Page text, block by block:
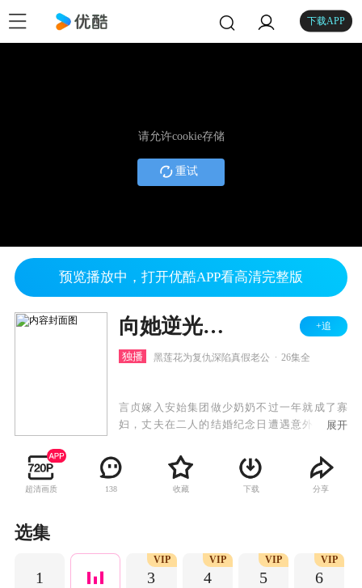
下载APP
请允许cookie存储
重试
预览播放中，打开优酷APP看高清完整版
向她逆光而来 +追
独播 黑莲花为复仇深陷真假老公 26集全
言贞嫁入安始集团做少奶奶不过一年就成了寡
妇，丈夫在二人的结婚纪念日遭遇意外下落不
理，准备为丈夫宣告死亡时，突然遇到了“丈夫的
回归”。眼前的男人与丈夫容貌一模一样，却性情
大变，声称是她的小叔。这个男人与言贞处处作
展开
超清画质 138 收藏 下载 分享
选集
1 3
VIP
4
VIP
5
VIP
6
VIP